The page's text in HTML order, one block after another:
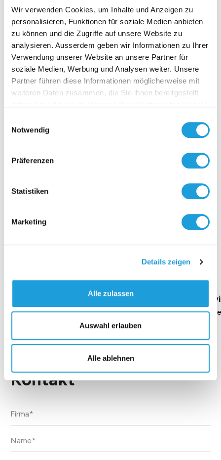
Wir verwenden Cookies, um Inhalte und Anzeigen zu
personalisieren, Funktionen für soziale Medien anbieten
zu können und die Zugriffe auf unsere Website zu
analysieren. Ausserdem geben wir Informationen zu Ihrer
Verwendung unserer Website an unsere Partner für
soziale Medien, Werbung und Analysen weiter. Unsere
Partner führen diese Informationen möglicherweise mit
weiteren Daten zusammen, die Sie ihnen bereitgestellt
Notwendig
Präferenzen
Statistiken
Marketing
Details zeigen
Alle zulassen
Auswahl erlauben
Alle ablehnen
Zubehör
SB-01
Zur
Einblicke zu 40 Jahren
Oppermann
Geschäftsführung Heike Dirmeier
Dauer 4 Minuten
Kontakt